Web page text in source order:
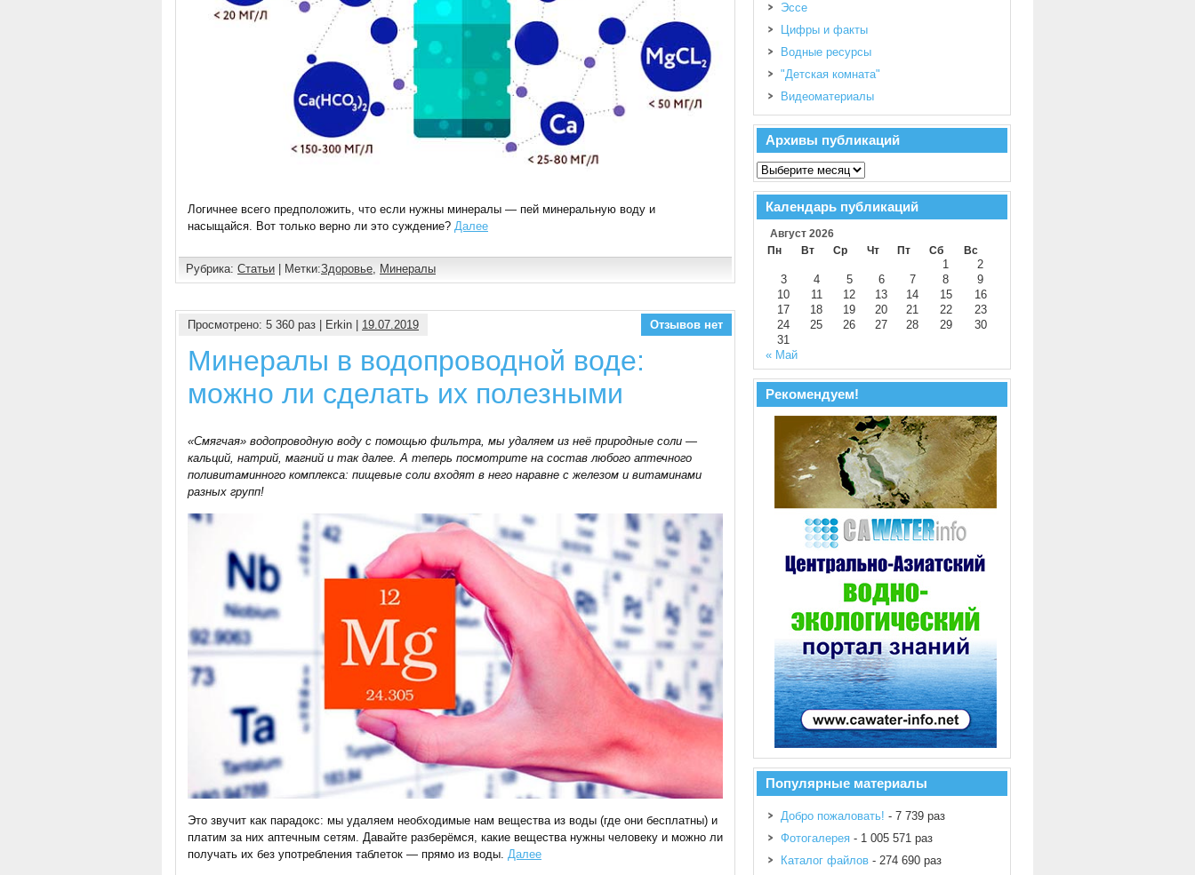
Логичнее всего предположить, что если нужны минералы — пей минеральную воду и
насыщайся. Вот только верно ли это суждение? Далее
Рубрика: Статьи | Метки:Здоровье Минералы
Просмотрено: 5 360 раз | Erkin | 19.07.2019 Отзывов нет
Минералы в водопроводной воде:
можно ли сделать их полезными
«Смягчая» водопроводную воду с помощью фильтра, мы удаляем из неё природные соли —
кальций, натрий, магний и так далее. А теперь посмотрите на состав любого аптечного
поливитаминного комплекса: пищевые соли входят в него наравне с железом и витаминами
разных групп!
Это звучит как парадокс: мы удаляем необходимые нам вещества из воды (где они бесплатны) и
платим за них аптечным сетям. Давайте разберёмся, какие вещества нужны человеку и можно ли
получать их без употребления таблеток — прямо из воды. Далее
Эссе
Цифры и факты
Водные ресурсы
"Детская комната"
Видеоматериалы
Архивы публикаций
Календарь публикаций
Август 2026
Пн
Вт Ср Чт Пт Сб Вс
1
2
3
4 5 6 7 8
9
10
11 12 13 14 15
16
17
18 19 20 21 22
23
24
25 26 27 28 29
30
31
« Май
Рекомендуем!
Популярные материалы
Добро пожаловать! - 7 739 раз
Фотогалерея - 1 005 571 раз
Каталог файлов - 274 690 раз